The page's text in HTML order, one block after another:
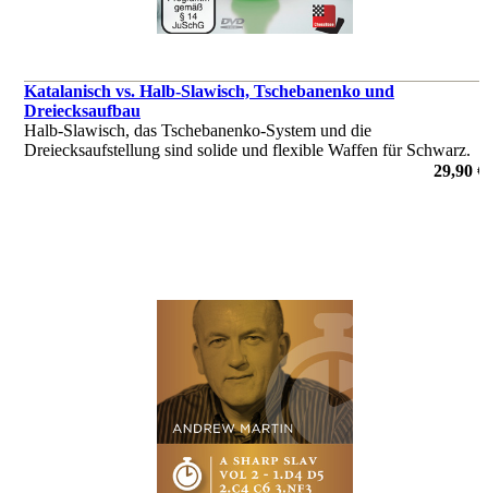
Katalanisch vs. Halb-Slawisch, Tschebanenko und
Dreiecksaufbau
Halb-Slawisch, das Tschebanenko-System und die
Dreiecksaufstellung sind solide und flexible Waffen für Schwarz.
Das in diesem Video-Kurs untersuchte Repertoire begegnet ihnen
29,90 €